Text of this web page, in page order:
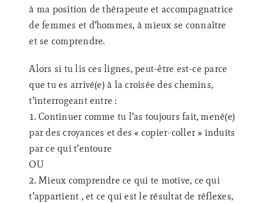
à ma position de thérapeute et accompagnatrice
de femmes et d’hommes, à mieux se connaître
et se comprendre.
Alors si tu lis ces lignes, peut-être est-ce parce
que tu es arrivé(e) à la croisée des chemins,
t’interrogeant entre :
1. Continuer comme tu l’as toujours fait, mené(e)
par des croyances et des « copier-coller » induits
par ce qui t’entoure
OU
2. Mieux comprendre ce qui te motive, ce qui
t’appartient , et ce qui est le résultat de réflexes,